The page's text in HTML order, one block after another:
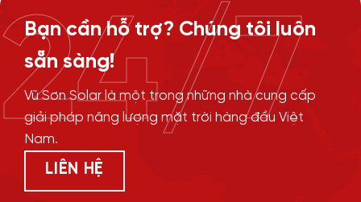
Bạn cần hỗ trợ? Chúng tôi luôn
sẵn sàng!
Vũ Sơn Solar là một trong những nhà cung cấp
giải pháp năng lượng mặt trời hàng đầu Việt
Nam.
LIÊN HỆ
24/7